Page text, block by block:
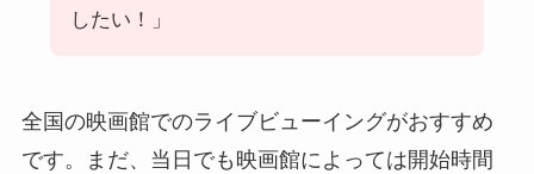
したい！」
全国の映画館でのライブビューイングがおすすめ
です。まだ、当日でも映画館によっては開始時間